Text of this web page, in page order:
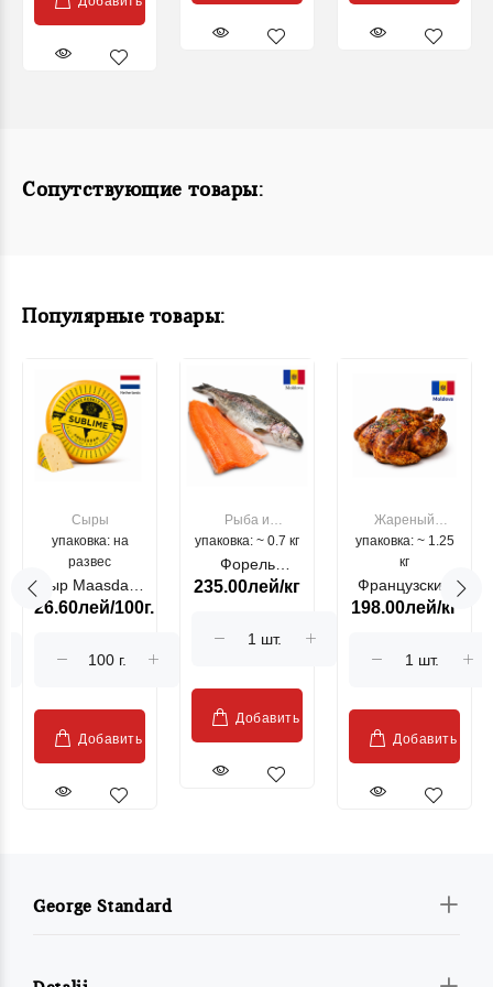
Сопутствующие товары:
Популярные товары:
Сыры
упаковка: на
развес
Сыр Maasdam
Sublime Cow
26.60лей/100г.
Добавить
Рыба и
морепродукты
упаковка: ~ 0.7 кг
Форель
лососевая
Moldovenesc"
235.00лей/кг
Добавить
Жареный
цыпленок
упаковка: ~ 1.25
кг
Французский
гриль, кг
198.00лей/кг
Добавить
George Standard